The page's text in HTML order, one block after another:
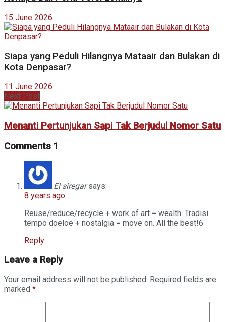
15 June 2026
Siapa yang Peduli Hilangnya Mataair dan Bulakan di
Kota Denpasar?
11 June 2026
Next Post
Menanti Pertunjukan Sapi Tak Berjudul Nomor Satu
Comments 1
El siregar says:
8 years ago
Reuse/reduce/recycle + work of art = wealth. Tradisi
tempo doeloe + nostalgia = move on. All the best!6
Reply
Leave a Reply
Your email address will not be published. Required fields are
marked *